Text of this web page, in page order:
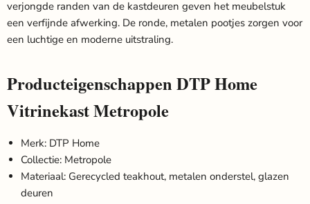
verjongde randen van de kastdeuren geven het meubelstuk
een verfijnde afwerking. De ronde, metalen pootjes zorgen voor
een luchtige en moderne uitstraling.
Producteigenschappen DTP Home
Vitrinekast Metropole
Merk: DTP Home
Collectie: Metropole
Materiaal: Gerecycled teakhout, metalen onderstel, glazen
deuren